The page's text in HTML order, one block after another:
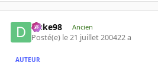
Duke98 Ancien
Posté(e) le 21 juillet 200422 a
AUTEUR